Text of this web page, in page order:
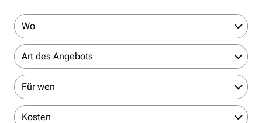
Wo
Art des Angebots
Für wen
Kosten